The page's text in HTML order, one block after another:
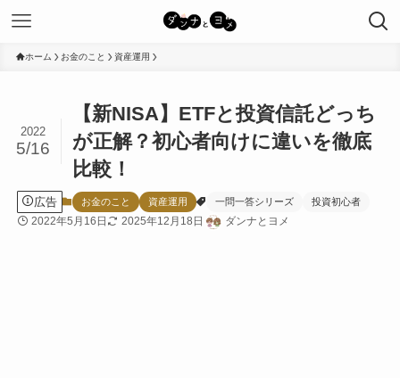
ホーム お金のこと 資産運用
【新NISA】ETFと投資信託どっち
が正解？初心者向けに違いを徹底
比較！
2022
5/16
広告 お金のこと 資産運用 一問一答シリーズ 投資初心者
2022年5月16日 2025年12月18日 ダンナとヨメ